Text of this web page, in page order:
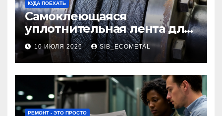
КУДА ПОЕХАТЬ
Самоклеющаяся
уплотнительная лента для
огнезащиты фланцевых
соединений
10 ИЮЛЯ 2026 SIB_ECOMETAL
РЕМОНТ - ЭТО ПРОСТО